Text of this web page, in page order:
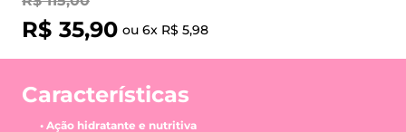
R$ 35,90 ou 6x R$ 5,98
Características
• Ação hidratante e nutritiva